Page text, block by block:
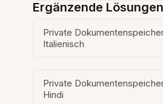
Ergänzende Lösungen
Private
Italienisch
Private
Hindi